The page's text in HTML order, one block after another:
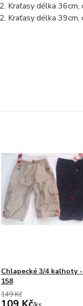
Kraťasy délka
Kraťasy délka
Chlapecké 3/4 kalhoty
158
149 Kč